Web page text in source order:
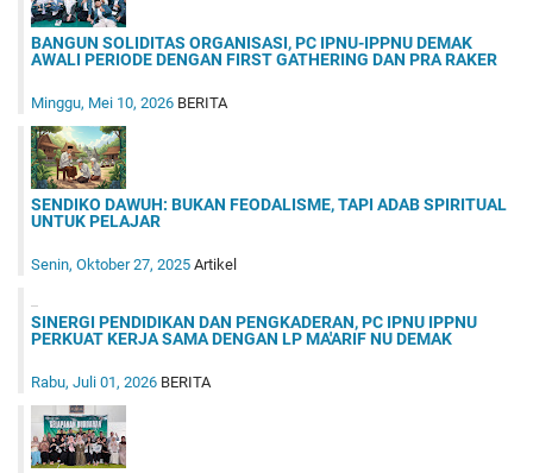
BANGUN SOLIDITAS ORGANISASI, PC IPNU-IPPNU DEMAK
AWALI PERIODE DENGAN FIRST GATHERING DAN PRA RAKER
Minggu, Mei 10, 2026 BERITA
SENDIKO DAWUH: BUKAN FEODALISME, TAPI ADAB SPIRITUAL
UNTUK PELAJAR
Senin, Oktober 27, 2025 Artikel
SINERGI PENDIDIKAN DAN PENGKADERAN, PC IPNU IPPNU
PERKUAT KERJA SAMA DENGAN LP MA'ARIF NU DEMAK
Rabu, Juli 01, 2026 BERITA